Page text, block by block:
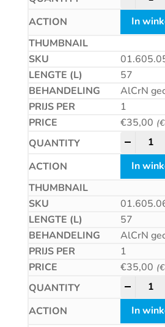
In
57
AlCrN
1
€35,00 (€
In
57
AlCrN
1
€35,00 (€
In